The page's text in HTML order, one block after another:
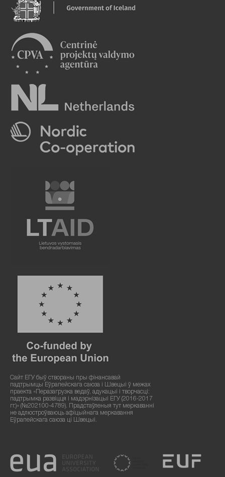
Сайт ЕГУ быў створаны пры фінансавай
падтрымцы Еўрапейскага саюза і Швецыі ў межах
праекта «Перазагрузка ведаў, адукацыі і творчасці:
падтрымка развіцця і мадэрнізацыі ЕГУ (2016-2017
гг.)» (№202100-4789). Прадстаўленыя тут меркаванні
не адлюстроўваюць афіцыйнага меркавання
Еўрапейскага саюза ці Швецыі.